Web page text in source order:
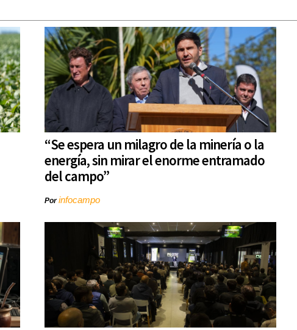
“Se espera un milagro de la minería o la
energía, sin mirar el enorme entramado
del campo”
Porinfocampo